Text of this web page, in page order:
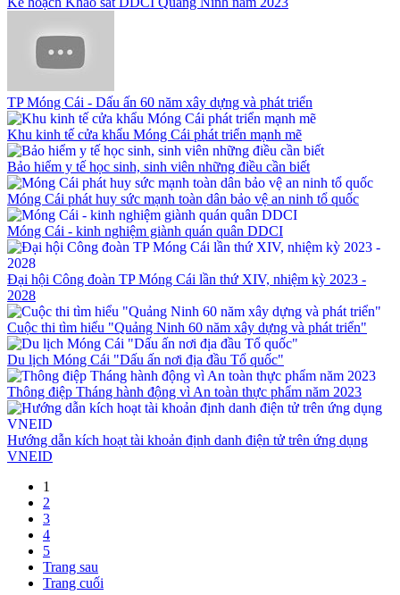
TP Móng Cái - Dấu ấn 60 năm xây dựng và phát triển
Khu kinh tế cửa khẩu Móng Cái phát triển mạnh mẽ
Bảo hiểm y tế học sinh, sinh viên những điều cần biết
Móng Cái phát huy sức mạnh toàn dân bảo vệ an ninh tổ quốc
Móng Cái - kinh nghiệm giành quán quân DDCI
Đại hội Công đoàn TP Móng Cái lần thứ XIV, nhiệm kỳ 2023 -
2028
Cuộc thi tìm hiểu "Quảng Ninh 60 năm xây dựng và phát triển"
Du lịch Móng Cái "Dấu ấn nơi địa đầu Tổ quốc"
Thông điệp Tháng hành động vì An toàn thực phẩm năm 2023
Hướng dẫn kích hoạt tài khoản định danh điện tử trên ứng dụng
VNEID
1
2
3
4
5
Trang sau
Trang cuối